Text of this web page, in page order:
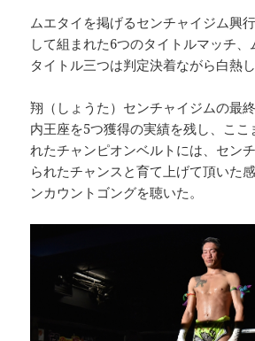
ムエタイを掲げるセンチャイジム興
して組まれた6つのタイトルマッチ
タイトル三つは判定決着ながら白熱し
翔（しょうた）センチャイジムの最
内王座を5つ獲得の実績を残し、ここ
れたチャンピオンベルトには、セン
られたチャンスと育て上げて頂いた
ンカウントゴングを聴いた。